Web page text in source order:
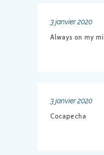
3 janvier 2020
Always on my
3 janvier 2020
Cocapecha